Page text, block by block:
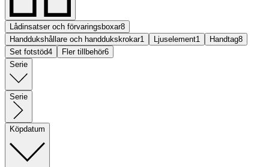
Lådinsatser och förvaringsboxar8
Handdukshållare och handdukskrokar1 Ljuselement1 Handtag8
Set fotstöd4 Fler tillbehör6
Serie
Serie
Köpdatum